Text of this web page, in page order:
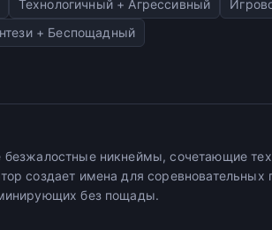
Технологичный + Агрессивный
+ Беспощадный
безжалостные никнеймы, сочетающие
создает имена для
без пощады.